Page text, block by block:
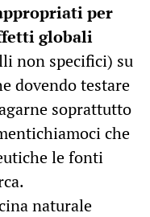
per
globali
non specifici) su
dovendo testare
soprattutto
che
le fonti
naturale